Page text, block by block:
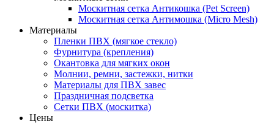
Москитная сетка Антикошка (Pet Screen)
Москитная сетка Антимошка (Micro Mesh)
Материалы
Пленки ПВХ (мягкое стекло)
Фурнитура (крепления)
Окантовка для мягких окон
Молнии, ремни, застежки, нитки
Материалы для ПВХ завес
Праздничная подсветка
Сетки ПВХ (москитка)
Цены